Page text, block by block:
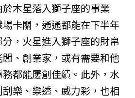
木星落入獅子座的事業
卡關，通通都能在下半年
，火星進入獅子座的財帛
、創業家，或有需要和他
都能屢創佳績。此外，水
樂、樂透、威力彩，也相